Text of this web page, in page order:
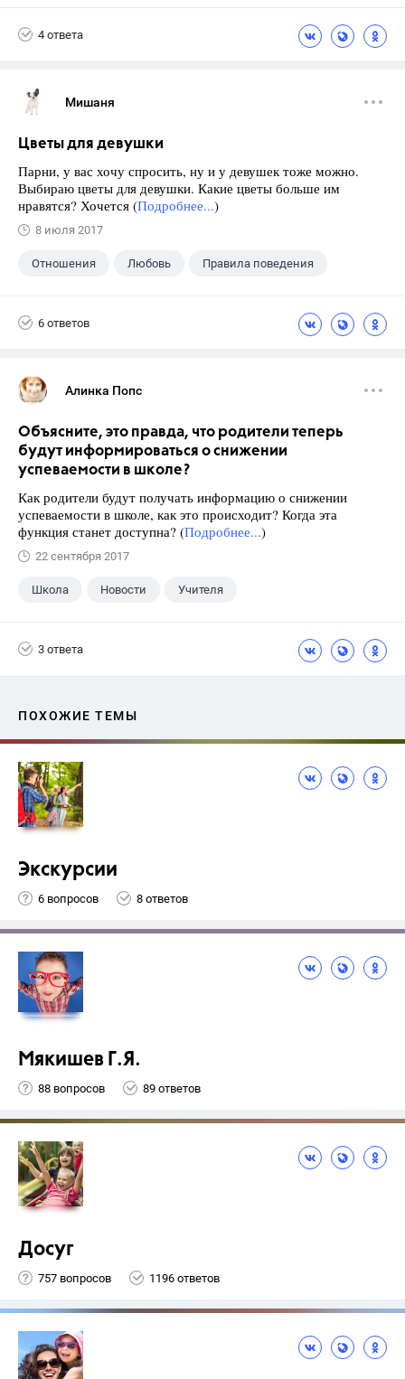
4 ответа
Мишаня
Цветы для девушки
Парни, у вас хочу спросить, ну и у девушек тоже можно.
Выбираю цветы для девушки. Какие цветы больше им
нравятся? Хочется (Подробнее...)
8 июля 2017
Отношения Любовь Правила поведения
6 ответов
Алинка Попс
Объясните, это правда, что родители теперь
будут информироваться о снижении
успеваемости в школе?
Как родители будут получать информацию о снижении
успеваемости в школе, как это происходит? Когда эта
функция станет доступна? (Подробнее...)
22 сентября 2017
Школа Новости Учителя
3 ответа
ПОХОЖИЕ ТЕМЫ
Экскурсии
6 вопросов 8 ответов
Мякишев Г.Я.
88 вопросов 89 ответов
Досуг
757 вопросов 1196 ответов